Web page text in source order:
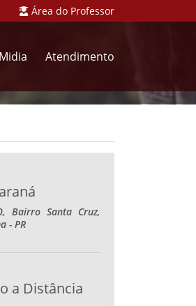
Área do Professor
Midia Atendimento
Bairro Santa Cruz,
- PR
a Distância